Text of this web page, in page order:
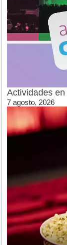
Actividades
7 agosto, 2026